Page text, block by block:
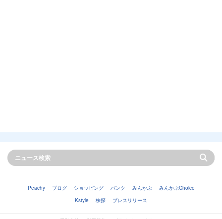
Peachy ブログ ショッピング バンク みんかぶ
みんかぶChoice
Kstyle
株探 プレスリリース